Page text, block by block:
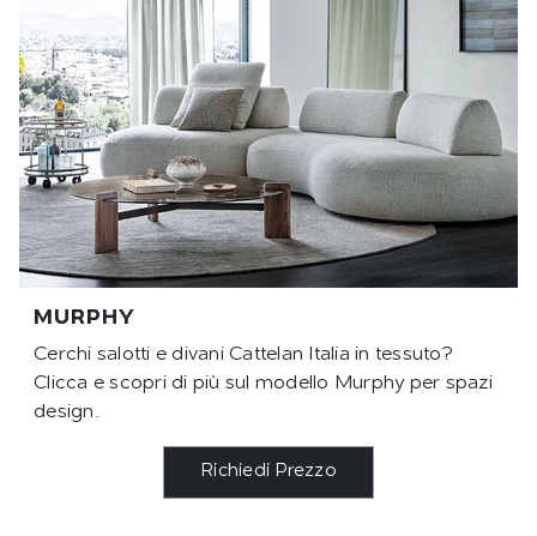
MURPHY
Cerchi salotti e divani Cattelan Italia in tessuto?
Clicca e scopri di più sul modello Murphy per spazi
design.
Richiedi Prezzo